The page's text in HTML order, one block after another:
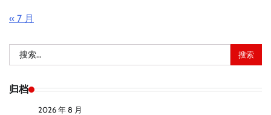
« 7 月
索：
归档
2026 年 8 月